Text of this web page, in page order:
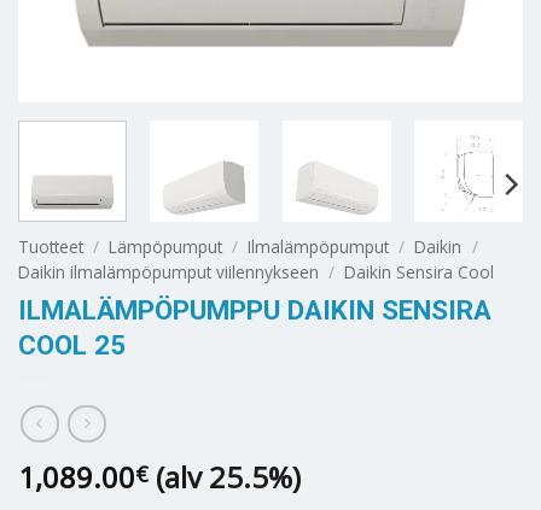
Tuotteet / Lämpöpumput / Ilmalämpöpumput / Daikin /
Daikin ilmalämpöpumput viilennykseen / Daikin Sensira Cool
ILMALÄMPÖPUMPPU DAIKIN SENSIRA
COOL 25
1,089.00€ (alv 25.5%)